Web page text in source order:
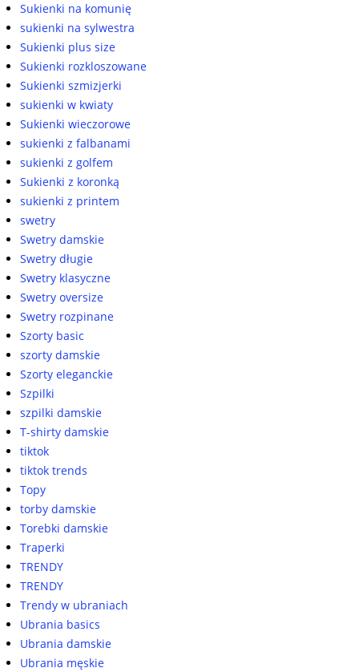
Sukienki na komunię
sukienki na sylwestra
Sukienki plus size
Sukienki rozkloszowane
Sukienki szmizjerki
sukienki w kwiaty
Sukienki wieczorowe
sukienki z falbanami
sukienki z golfem
Sukienki z koronką
sukienki z printem
swetry
Swetry damskie
Swetry długie
Swetry klasyczne
Swetry oversize
Swetry rozpinane
Szorty basic
szorty damskie
Szorty eleganckie
Szpilki
szpilki damskie
T-shirty damskie
tiktok
tiktok trends
Topy
torby damskie
Torebki damskie
Traperki
TRENDY
TRENDY
Trendy w ubraniach
Ubrania basics
Ubrania damskie
Ubrania męskie